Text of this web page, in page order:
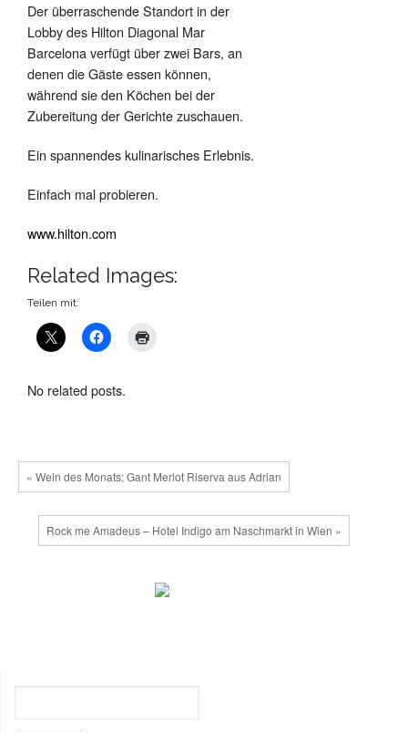
Der überraschende Standort in der
Lobby des Hilton Diagonal Mar
Barcelona verfügt über zwei Bars, an
denen die Gäste essen können,
während sie den Köchen bei der
Zubereitung der Gerichte zuschauen.
Ein spannendes kulinarisches Erlebnis.
Einfach mal probieren.
www.hilton.com
Related Images:
Teilen mit:
No related posts.
« Wein des Monats: Gant Merlot Riserva aus Adrian
Rock me Amadeus – Hotel Indigo am Naschmarkt in Wien »